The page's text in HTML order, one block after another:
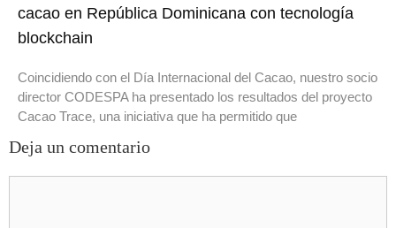
cacao en República Dominicana con tecnología
blockchain
Coincidiendo con el Día Internacional del Cacao, nuestro socio
director CODESPA ha presentado los resultados del proyecto
Cacao Trace, una iniciativa que ha permitido que
Deja un comentario